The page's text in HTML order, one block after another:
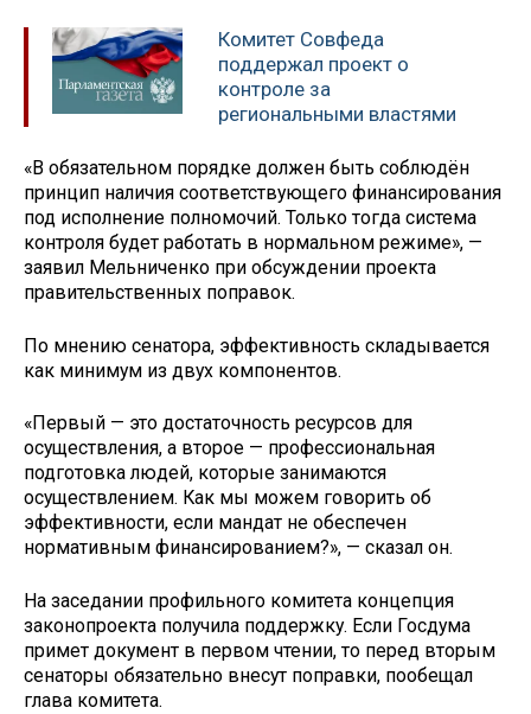
Комитет Совфеда
поддержал проект о
контроле за
региональными властями
«В обязательном порядке должен быть соблюдён
принцип наличия соответствующего финансирования
под исполнение полномочий. Только тогда система
контроля будет работать в нормальном режиме», —
заявил Мельниченко при обсуждении проекта
правительственных поправок.
По мнению сенатора, эффективность складывается
как минимум из двух компонентов.
«Первый — это достаточность ресурсов для
осуществления, а второе — профессиональная
подготовка людей, которые занимаются
осуществлением. Как мы можем говорить об
эффективности, если мандат не обеспечен
нормативным финансированием?», — сказал он.
На заседании профильного комитета концепция
законопроекта получила поддержку. Если Госдума
примет документ в первом чтении, то перед вторым
сенаторы обязательно внесут поправки, пообещал
глава комитета.